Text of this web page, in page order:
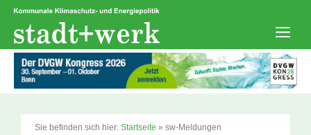
Zum
springen
Sie befinden sich hier: Startseite » sw-Meldungen